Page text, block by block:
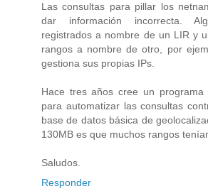
Las consultas para pillar los
dar información incorrecta.
registrados a nombre de un LIR y
rangos a nombre de otro, por
gestiona sus propias IPs.
Hace tres años cree un
para automatizar las consultas
base de datos básica de
130MB es que muchos rangos
Saludos.
Responder